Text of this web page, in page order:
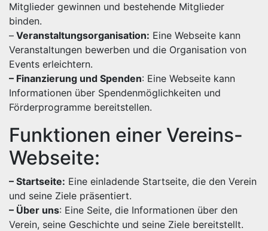
Mitglieder gewinnen und bestehende Mitglieder
binden.
– Veranstaltungsorganisation: Eine Webseite kann
Veranstaltungen bewerben und die Organisation von
Events erleichtern.
– Finanzierung und Spenden: Eine Webseite kann
Informationen über Spendenmöglichkeiten und
Förderprogramme bereitstellen.
Funktionen einer Vereins-
Webseite:
– Startseite: Eine einladende Startseite, die den Verein
und seine Ziele präsentiert.
– Über uns: Eine Seite, die Informationen über den
Verein, seine Geschichte und seine Ziele bereitstellt.